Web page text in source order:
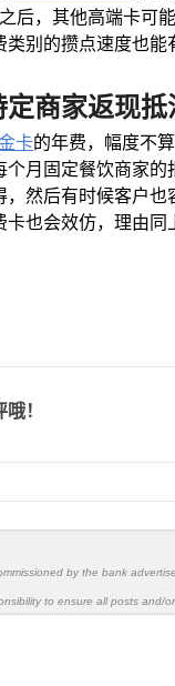
后，其他高端卡可
别的攒点速度也能
商家返现抵
卡的年费，幅度不
月固定餐饮商家
然后有时候客户
也会效仿，理由
！
by the bank
to ensure all posts and/